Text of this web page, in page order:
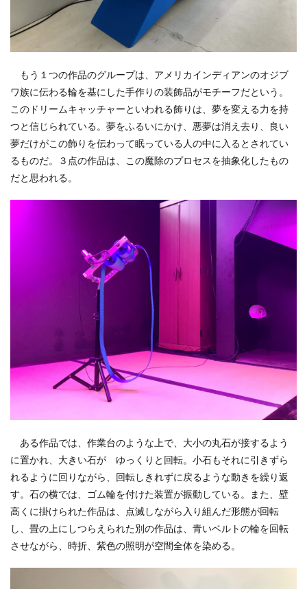
もう１つの作品のグループは、アメリカインディアンのオジブ
ワ族に伝わる輪を基にした手作りの装飾品がモチーフだという。
このドリームキャッチャーといわれる飾りは、夢を変える力を持
つと信じられている。夢をふるいにかけ、悪夢は消え去り、良い
夢だけがこの飾りを伝わって眠っている人の中に入るとされてい
るものだ。３点の作品は、この魔除のプロセスを抽象化したもの
だと思われる。
ある作品では、作業台のような上で、大小の丸石が接するよう
に置かれ、大きい石が ゆっくりと回転。小石もそれに引きずら
れるように回りながら、回転しきれずに戻るような動きを繰り返
す。石の横では、ゴム輪を付けた装置が振動している。また、壁
高くに掛けられた作品は、点滅しながら入り組んだ形態が回転
し、畳の上にしつらえられた別の作品は、青いベルトの輪を回転
させながら、時折、紫色の照明が空間全体を染める。